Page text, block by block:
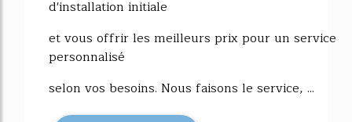
d'installation initiale
et vous offrir les meilleurs prix pour un service
personnalisé
selon vos besoins. Nous faisons le service, ...